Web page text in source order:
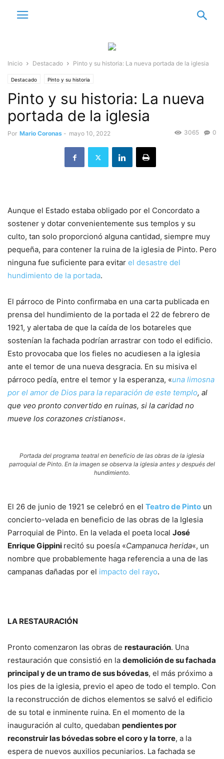
Inicio Destacado Pinto y su historia: La nueva portada de la iglesia
Destacado Pinto y su historia
Pinto y su historia: La nueva
portada de la iglesia
Por Mario Coronas - mayo 10, 2022 0
3065
Aunque el Estado estaba obligado por el Concordato a
sostener y dotar convenientemente sus templos y su
culto, tan solo proporcionó alguna cantidad, siempre muy
pequeña, para contener la ruina de la iglesia de Pinto. Pero
ninguna fue suficiente para evitar el desastre del
hundimiento de la portada.
El párroco de Pinto confirmaba en una carta publicada en
prensa del hundimiento de la portada el 22 de febrero de
1921, y alertaba de que la caída de los botareles que
sostenían la fachada podrían arrastrar con todo el edificio.
Esto provocaba que los fieles no acudiesen a la iglesia
ante el temor de una nueva desgracia. En su misiva el
párroco pedía, entre el temor y la esperanza, «una limosna
por el amor de Dios para la reparación de este templo, al
que veo pronto convertido en ruinas, si la caridad no
mueve los corazones cristianos«.
Portada del programa teatral en beneficio de las obras de la iglesia
parroquial de Pinto. En la imagen se observa la iglesia antes y después del
hundimiento.
El 26 de junio de 1921 se celebró en el Teatro de Pinto un
concierto-velada en beneficio de las obras de la Iglesia
Parroquial de Pinto. En la velada el poeta local José
Enrique Gippini recitó su poesía «Campanuca herida«, un
nombre que probablemente haga referencia a una de las
campanas dañadas por el impacto del rayo.
LA RESTAURACIÓN
Pronto comenzaron las obras de restauración. Una
restauración que consistió en la demolición de su fachada
principal y de un tramo de sus bóvedas, el más próximo a
los pies de la iglesia, previo el apeo de todo el templo. Con
la reconstrucción de dichos elementos se salvó el edificio
de su total e inminente ruina. En el momento de la
inauguración al culto, quedaban pendientes por
reconstruir las bóvedas sobre el coro y la torre, a la
espera de nuevos auxilios pecuniarios. La fachada se